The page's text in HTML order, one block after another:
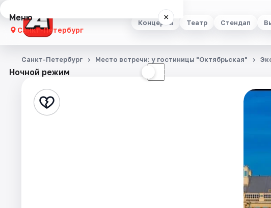
Концерты Театр Стендап
Меню ×
Санкт-Петербург
Концерты
Стендап
Ночной режим ☾
Санкт-Петербург Место встречи: у гостиницы "Октябрьская"